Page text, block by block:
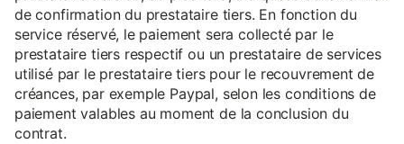
de confirmation du prestataire tiers. En fonction du
service réservé, le paiement sera collecté par le
prestataire tiers respectif ou un prestataire de services
utilisé par le prestataire tiers pour le recouvrement de
créances, par exemple Paypal, selon les conditions de
paiement valables au moment de la conclusion du
contrat.